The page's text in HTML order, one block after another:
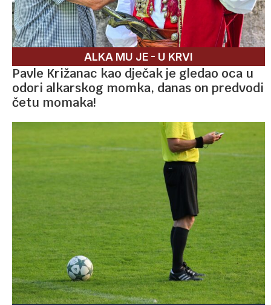
ALKA MU JE - U KRVI
Pavle Križanac kao dječak je gledao oca u
odori alkarskog momka, danas on predvodi
četu momaka!